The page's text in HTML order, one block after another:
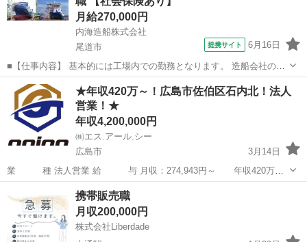
月給270,000円
内海造船株式会社
尾道市
提携サイト 6月16日
■【仕事内容】 基本的には工場内での勤務となります。 造船会社の営
業職として、 官公庁や海運会社などのお客様と社内の技術スタッフを
つなぎ、 船づくりをサポートするお仕事です。 会社の顔としてお客様
と関わる中で、様々な要望を引...
広島 尾道市 代理店営業
★年収420万～！広島市佐伯区石内北！法人
営業！★
年収4,200,000円
㈱エス.アール.シー
広島市
3月14日
業 種 法人営業 給 与 月収：274,943円～ 年収420万～
530万 勤 務 地 広島県広島市佐伯区石内北 勤務時間 8：30～17：
30（実働8時間） 休日・休暇 土日（就業...
広島市 ルートセールス
携帯販売職
月収200,000円
株式会社Liberdade